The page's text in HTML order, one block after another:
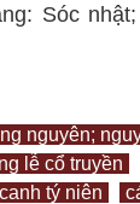
Sóc
nguyên;
lễ cổ truyền
canh tý niên